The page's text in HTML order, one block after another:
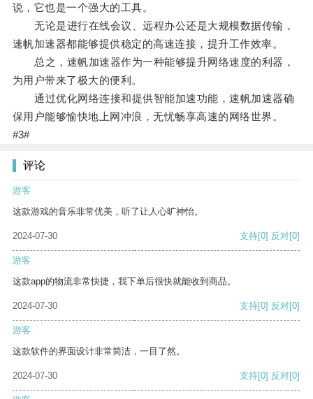
说，它也是一个强大的工具。
无论是进行在线会议、远程办公还是大规模数据传输，
速帆加速器都能够提供稳定的高速连接，提升工作效率。
总之，速帆加速器作为一种能够提升网络速度的利器，
为用户带来了极大的便利。
通过优化网络连接和提供智能加速功能，速帆加速器确
保用户能够愉快地上网冲浪，无忧畅享高速的网络世界。
#3#
评论
游客
这款游戏的音乐非常优美，听了让人心旷神怡。
2024-07-30 支持[0] 反对[0]
游客
这款app的物流非常快捷，我下单后很快就能收到商品。
2024-07-30 支持[0] 反对[0]
游客
这款软件的界面设计非常简洁，一目了然。
2024-07-30 支持[0] 反对[0]